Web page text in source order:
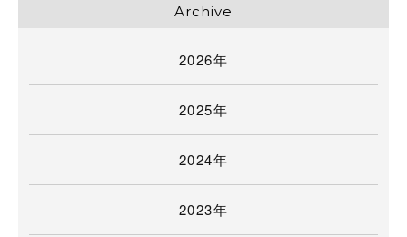
Archive
2026年
2025年
2024年
2023年